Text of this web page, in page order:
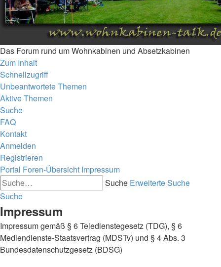
Das Forum rund um Wohnkabinen und Absetzkabinen
Zum Inhalt
Schnellzugriff
Unbeantwortete Themen
Aktive Themen
Suche
FAQ
Kontakt
Anmelden
Registrieren
Portal Foren-Übersicht Impressum
Suche Erweiterte Suche
Suche
Impressum
Impressum gemäß § 6 Teledienstegesetz (TDG), § 6
Mediendienste-Staatsvertrag (MDSTv) und § 4 Abs. 3
Bundesdatenschutzgesetz (BDSG)